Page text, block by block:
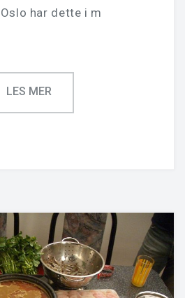
har dette i m